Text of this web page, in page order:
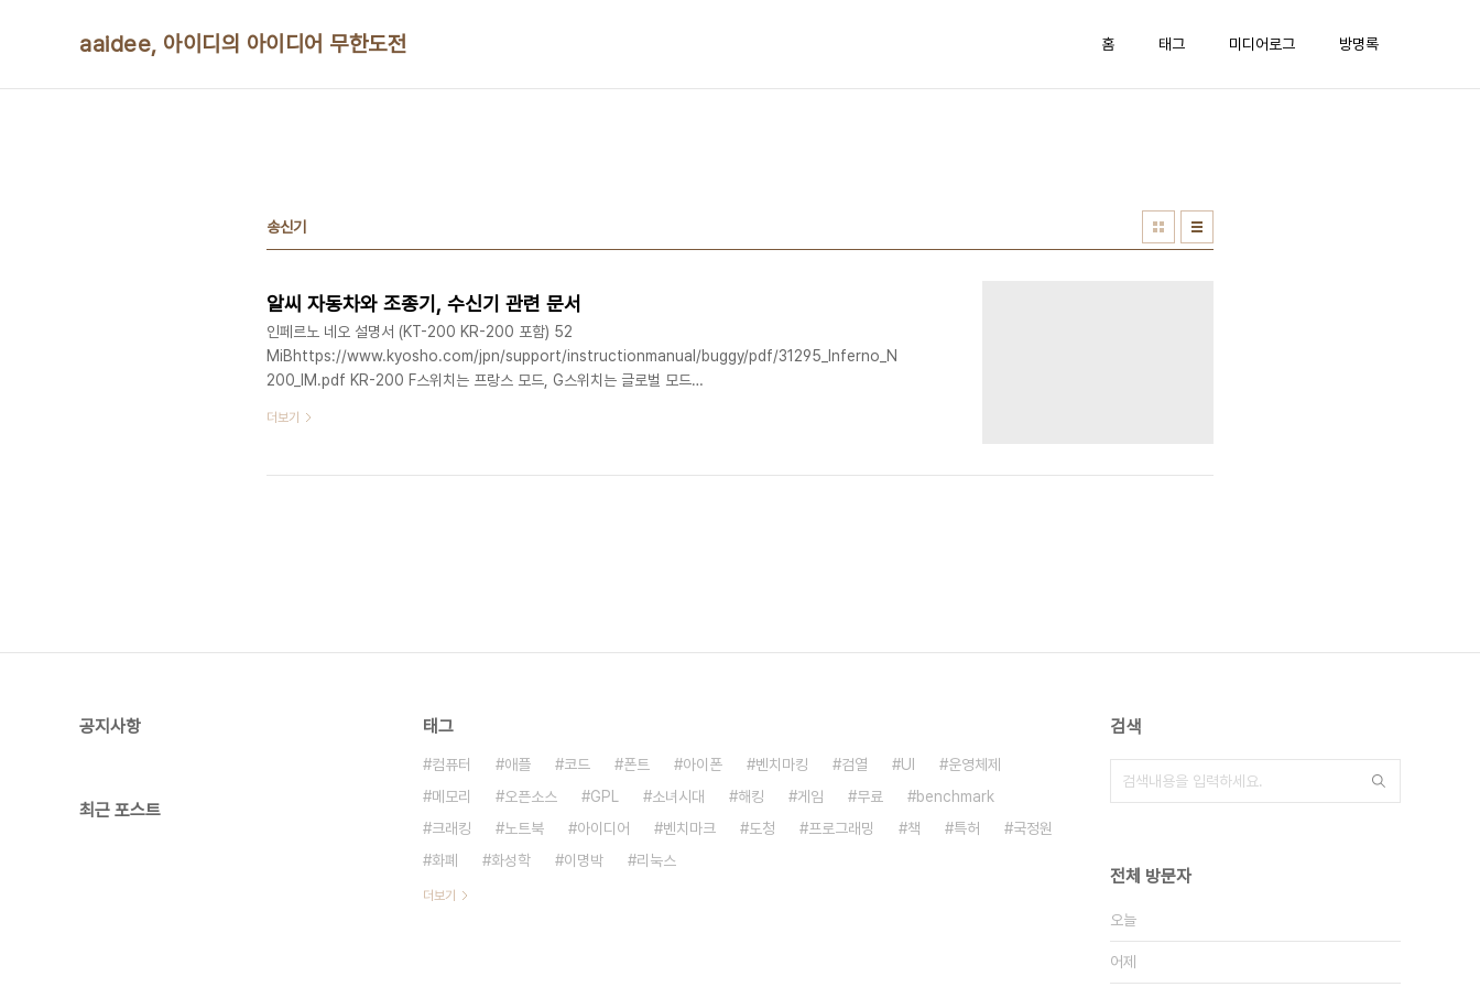
aaidee, 아이디의 아이디어 무한도전 홈 태그 미디어로그 방명록
송신기
알씨 자동차와 조종기, 수신기 관련 문서
인페르노 네오 설명서 (KT-200 KR-200 포함) 52
MiBhttps://www.kyosho.com/jpn/support/instructionmanual/buggy/pdf/31295_Inferno_NEO_KT-
200_IM.pdf KR-200 F스위치는 프랑스 모드, G스위치는 글로벌 모드
MiBhttp://www.kyosho.com/jpn/support/instructionmanual/digital_prcs/pdf/82119_Syncro_KT201_IM.pdf
더보기
공지사항
최근 포스트
태그
컴퓨터 애플 코드 폰트 아이폰 벤치마킹 검열 UI
운영체제
메모리
오픈소스 GPL 소녀시대 해킹 게임 무료
benchmark
크래킹
노트북 아이디어 벤치마크 도청 프로그래밍 책 특허
국정원
화폐
화성학 이명박 리눅스
더보기
검색
전체 방문자
오늘
어제